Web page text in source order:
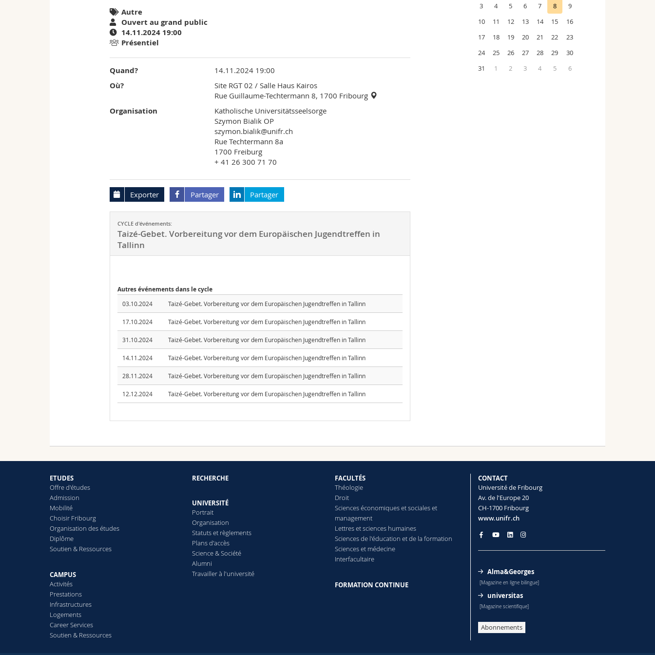
l'University
Autre
Ouvert au grand public
14.11.2024 19:00
Présentiel
Quand? 14.11.2024 19:00
Où?
Site RGT 02 / Salle Haus Kairos
Rue Guillaume-Techtermann 8, 1700 Fribourg
Organisation
Katholische Universitätsseelsorge
Szymon Bialik OP
szymon.bialik@unifr.ch
Rue Techtermann 8a
1700 Freiburg
+ 41 26 300 71 70
Exporter Partager Partager
CYCLE d'événements:
Taizé-Gebet. Vorbereitung vor dem Europäischen Jugendtreffen in
Tallinn
Autres événements dans le cycle
03.10.2024 Taizé-Gebet. Vorbereitung vor dem Europäischen Jugendtreffen in Tallinn
17.10.2024 Taizé-Gebet. Vorbereitung vor dem Europäischen Jugendtreffen in Tallinn
31.10.2024 Taizé-Gebet. Vorbereitung vor dem Europäischen Jugendtreffen in Tallinn
14.11.2024 Taizé-Gebet. Vorbereitung vor dem Europäischen Jugendtreffen in Tallinn
28.11.2024 Taizé-Gebet. Vorbereitung vor dem Europäischen Jugendtreffen in Tallinn
12.12.2024 Taizé-Gebet. Vorbereitung vor dem Europäischen Jugendtreffen in Tallinn
3
4 5 6 7 8
9
10
11 12 13 14 15
16
17
18 19 20 21 22
23
24
25 26 27 28 29
30
31
1 2 3 4 5 6
ETUDES
Offre d'études
Admission
Mobilité
Choisir Fribourg
Organisation des études
Diplôme
Soutien & Ressources
CAMPUS
Activités
Prestations
Infrastructures
Logements
Career Services
Soutien & Ressources
RECHERCHE
UNIVERSITÉ
Portrait
Organisation
Statuts et règlements
Plans d'accès
Science & Société
Alumni
Travailler à l'université
FACULTÉS
Théologie
Droit
Sciences économiques et sociales et
management
Lettreset sciences humaines
Sciences de l'éducation et de la formation
Sciences et médecine
Interfacultaire
FORMATION CONTINUE
CONTACT
Université de Fribourg
Av. de l'Europe 20
CH-1700 Fribourg
www.unifr.ch
Alma&Georges
[Magazine en ligne bilingue]
universitas
[Magazine scientifique]
Abonnements